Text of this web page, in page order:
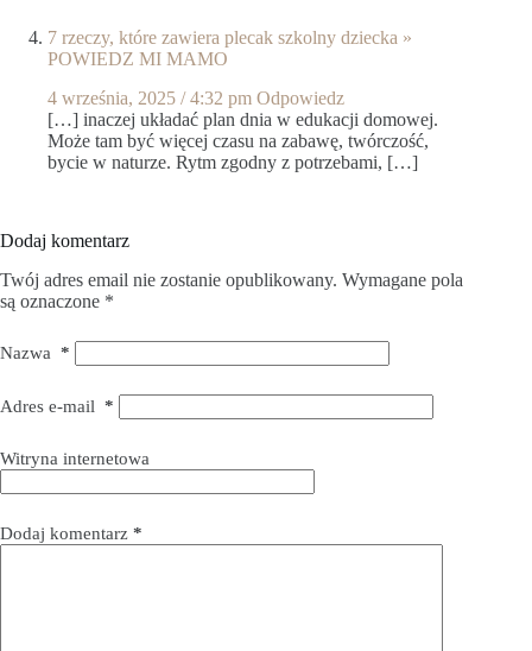
7 rzeczy, które zawiera plecak szkolny dziecka »
POWIEDZ MI MAMO
4 września, 2025 / 4:32 pm Odpowiedz
[…] inaczej układać plan dnia w edukacji domowej.
Może tam być więcej czasu na zabawę, twórczość,
bycie w naturze. Rytm zgodny z potrzebami, […]
Dodaj komentarz
Twój adres email nie zostanie opublikowany. Wymagane pola
są oznaczone *
Nazwa *
Adres e-mail *
Witryna internetowa
Dodaj komentarz *